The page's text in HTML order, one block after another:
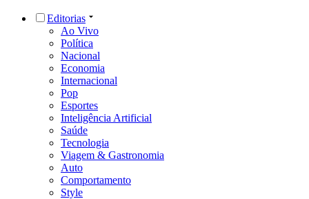
Editorias
Ao Vivo
Política
Nacional
Economia
Internacional
Pop
Esportes
Inteligência Artificial
Saúde
Tecnologia
Viagem & Gastronomia
Auto
Comportamento
Style